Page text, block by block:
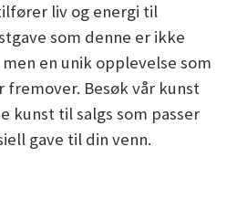
liv og energi til
som denne er ikke
en unik opplevelse som
fremover. Besøk vår kunst
kunst til salgs som passer
gave til din venn.